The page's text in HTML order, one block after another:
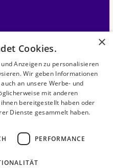
×
Cookies.
Anzeigen zu personalisieren
Wir geben Informationen
an unsere Werbe- und
mit anderen
bereitgestellt haben oder
Dienste gesammelt haben.
PERFORMANCE